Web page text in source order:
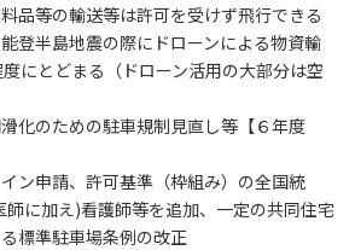
品等の輸送等は許可を受けず飛行できる
登半島地震の際にドローンによる物資輸
にとどまる（ドローン活用の大部分は空
化のための駐車規制見直し等【６年度
ン申請、許可基準（枠組み）の全国統
に加え)看護師等を追加、一定の共同住宅
標準駐車場条例の改正